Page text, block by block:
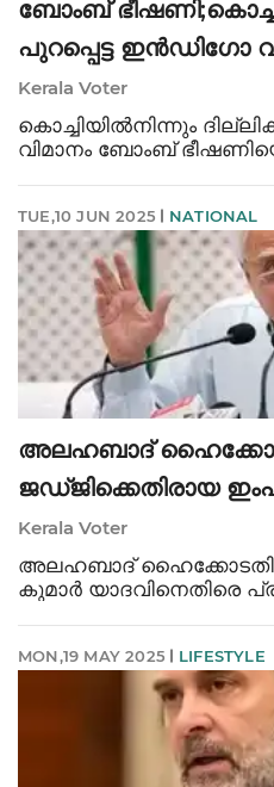
ബോംബ്
പുറപ്പെട്ട ഇൻഡിഗോ
അടിയന്തരമായി
Kerala Voter
കൊച്ചിയിൽനിന്നും
വിമാനം ബോംബ്
നടത്തുകയാണ്. എല്ലാ
സുരക്ഷിതരാണ
TUE,10 JUN 2025 NATIONAL
അലഹബാദ്
ജഡ്ജിക്കെതിരായ
കേന്ദ്രം മൗനത്തിൽ :
Kerala Voter
അലഹബാദ്
കുമാർ യാദവിനെതിരെ
മുതിർന്ന അഭിഭാഷകനും
MON,19 MAY 2025 LIFESTYLE